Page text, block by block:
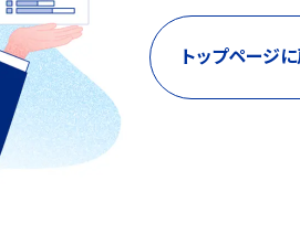
トップページ